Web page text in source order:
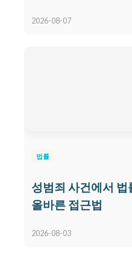
2026-08-07
법률
성범죄 사건에서
올바른 접근법
2026-08-03